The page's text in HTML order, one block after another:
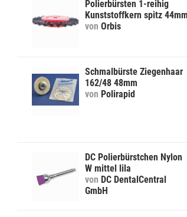
Polierbürsten 1-reihig
Kunststoffkern spitz 44mm
von Orbis
Schmalbürste Ziegenhaar
162/48 48mm
von Polirapid
DC Polierbürstchen Nylon
W mittel lila
von DC DentalCentral
GmbH